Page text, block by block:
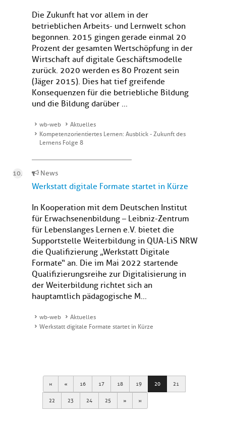
Die Zukunft hat vor allem in der
betrieblichen Arbeits- und Lernwelt schon
begonnen. 2015 gingen gerade einmal 20
Prozent der gesamten Wertschöpfung in der
Wirtschaft auf digitale Geschäftsmodelle
zurück. 2020 werden es 80 Prozent sein
(Jäger 2015). Dies hat tief greifende
Konsequenzen für die betriebliche Bildung
und die Bildung darüber ...
wb-web
Aktuelles
Kompetenzorientiertes Lernen: Ausblick - Zukunft des
Lernens Folge 8
News
Werkstatt digitale Formate startet in Kürze
In Kooperation mit dem Deutschen Institut
für Erwachsenenbildung – Leibniz-Zentrum
für Lebenslanges Lernen e.V. bietet die
Supportstelle Weiterbildung in QUA-LiS NRW
die Qualifizierung „Werkstatt Digitale
Formate“ an. Die im Mai 2022 startende
Qualifizierungsreihe zur Digitalisierung in
der Weiterbildung richtet sich an
hauptamtlich pädagogische M...
wb-web
Aktuelles
Werkstatt digitale Formate startet in Kürze
First Previous
16 17 18 19 20 21
22 23 24 25 Next Last